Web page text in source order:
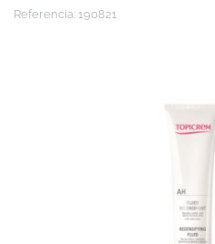
Referencia: 190821